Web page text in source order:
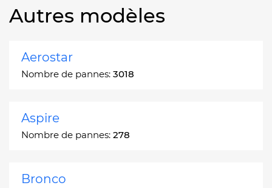
Autres modèles
Aerostar
Nombre de pannes: 3018
Aspire
Nombre de pannes: 278
Bronco